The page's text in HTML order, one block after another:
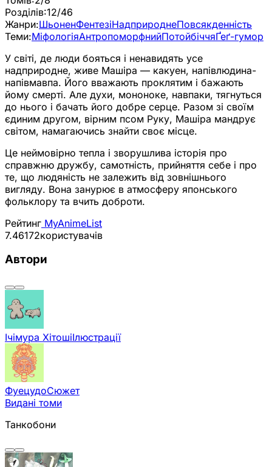
Розділів:12/46
Жанри:ШьоненФентезіНадприроднеПовсякденність
Теми:МіфологіяАнтропоморфнийПотойбіччяҐеґ-гумор
У світі, де люди бояться і ненавидять усе
надприродне, живе Машіра — какуен, напівлюдина-
напівмавпа. Його вважають проклятим і бажають
йому смерті. Але духи, мононоке, навпаки, тягнуться
до нього і бачать його добре серце. Разом зі своїм
єдиним другом, вірним псом Руку, Машіра мандрує
світом, намагаючись знайти своє місце.
Це неймовірно тепла і зворушлива історія про
справжню дружбу, самотність, прийняття себе і про
те, що людяність не залежить від зовнішнього
вигляду. Вона занурює в атмосферу японського
фольклору та вчить доброти.
Рейтинг MyAnimeList
7.46172користувачів
Автори
Ічімура ХітошіІлюстрації
ФуецудоСюжет
Видані томи
Танкобони